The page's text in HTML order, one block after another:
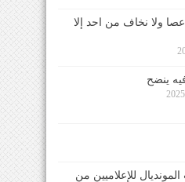
ولا نخاف من احد إلا
ينضح
للإعلاميين من